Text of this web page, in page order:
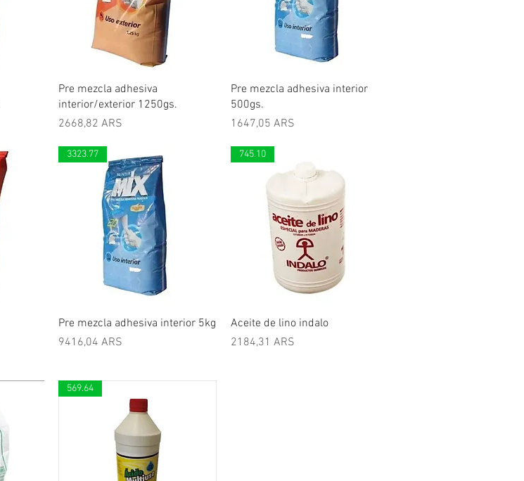
Vista rápida
Pre mezcla adhesiva
interior/exterior 1250gs.
Precio
2668,82 ARS
Vista rápida
Pre mezcla adhesiva interior
500gs.
Precio
1647,05 ARS
Vista rápida
3323.77
Pre mezcla adhesiva interior 5kg
Precio
9416,04 ARS
Vista rápida
745.10
Aceite de lino indalo
Precio
2184,31 ARS
569.64